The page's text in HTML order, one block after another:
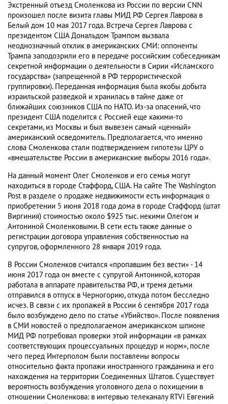
Экстренный отъезд Смоленкова из России по версии CNN
произошел после визита главы МИД РФ Сергея Лаврова в
Белый дом 10 мая 2017 года. Встреча Сергея Лаврова с
президентом США Дональдом Трампом вызвала
неоднозначный отклик в американских СМИ: оппоненты
Трампа заподозрили его в передаче российским собеседникам
секретной информации о деятельности в Сирии «Исламского
государства» (запрещенной в РФ террористической
группировки). Переданная информация была якобы добыта
израильской разведкой и хранилась в тайне даже от
ближайших союзников США по НАТО. Из-за опасений, что
президент США поделится с Россией еще какими-то
секретами, из Москвы и был вывезен самый «ценный»
американский осведомитель. Предполагается, что именно
слова Смоленкова стали подтверждением гипотезы ЦРУ о
«вмешательстве России в американские выборы 2016 года».
На данный момент Олег Смоленков и его семья могут
находиться в городе Стаффорд, США. На сайте The Washington
Post в разделе о продаже недвижимости есть информация о
приобретении 5 июня 2018 года дома в городе Стаффорд (штат
Виргиния) стоимостью около $925 тыс. некими Олегом и
Антониной Смоленковыми. В сети есть также данные о
регистрации договора управления собственностью на
супругов, оформленного 28 января 2019 года.
В России Смоленков считался «пропавшим без вести» - 14
июня 2017 года он вместе с супругой Антониной, которая
работала в аппарате правительства РФ, и тремя детьми
отправился в отпуск в Черногорию, откуда потом бесследно
исчез. В связи с их пропажей в России 6 сентября 2017 года
было возбуждено дело по статье «Убийство». После появления
в СМИ новостей о предполагаемом американском шпионе
МИД РФ потребовал проверки этой информации «в рамках
соответствующих процессуальных процедур и норм», после
чего перед Интерполом были поставлены вопросы
относительно факта пропажи иностранного гражданина и его
нахождения на территории Соединенных Штатов. Существует
вероятность возбуждения уголовного дела о похищении в
отношении Смоленкова: в интервью телеканалу RTVi Евгений